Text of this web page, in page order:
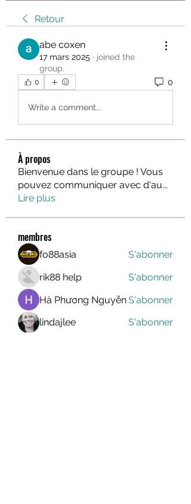
Retour
abe coxen
17 mars 2025 · joined the
group.
0 0
Write a comment...
À propos
Bienvenue dans le groupe ! Vous
pouvez communiquer avec d'au...
Lire plus
membres
fo88asia
S'abonner
rik88 help
S'abonner
Hà Phương NguyễnS'abonner
lindajlee
S'abonner